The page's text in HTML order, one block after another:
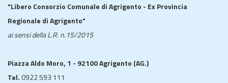
"Libero Consorzio Comunale di Agrigento - Ex Provincia
Regionale di Agrigento"
ai sensi della L.R. n.15/2015
Piazza Aldo Moro, 1 - 92100 Agrigento (AG.)
Tel. 0922 593 111